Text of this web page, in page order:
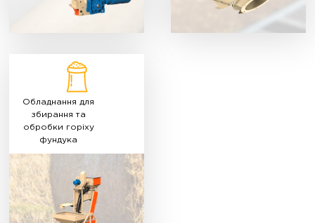
Обладнання для
збирання та
обробки горіху
фундука